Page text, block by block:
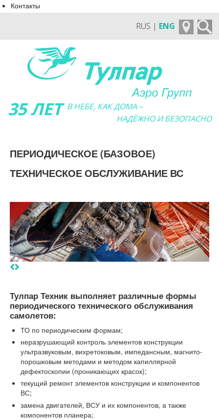
Контакты
RUS | ENG
35 ЛЕТ В НЕБЕ, КАК ДОМА –
НАДЁЖНО И БЕЗОПАСНО
ПЕРИОДИЧЕСКОЕ (БАЗОВОЕ)
ТЕХНИЧЕСКОЕ ОБСЛУЖИВАНИЕ ВС
Тулпар Техник выполняет различные формы
периодического технического обслуживания
самолетов:
ТО по периодическим формам;
неразрушающий контроль элементов конструкции
ультразвуковым, вихретоковым, импедансным, магнито-
порошковым методами и методом капиллярной
дефектоскопии (проникающих красок);
текущий ремонт элементов конструкции и компонентов
ВС;
замена двигателей, ВСУ и их компонентов, а также
компонентов планера;